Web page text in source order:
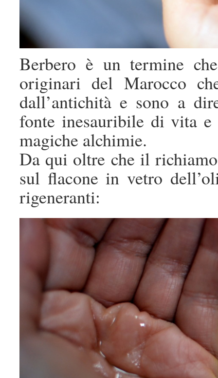
Berbero è un termine
originari del Marocco
dall’antichità e sono a
fonte inesauribile di vita
magiche alchimie.
Da qui oltre che il
sul flacone in vetro
rigeneranti: